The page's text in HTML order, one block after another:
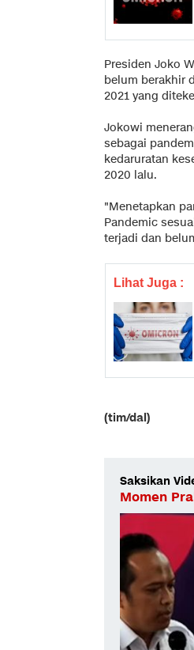
Presiden Joko
belum berakhir
2021 yang
Jokowi
sebagai
kedaruratan
2020 lalu.
"Menetapkan
Pandemic
terjadi dan
Lihat Juga :
(tim/dal)
Saksikan
Momen